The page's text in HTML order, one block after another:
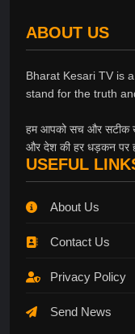
ABOUT US
Bharat Kesari TV is
stand for the truth
हम आपको सच और सटीक
और देश की हर धड़कन पर
USEFUL
About Us
Contact Us
Privacy Policy
Send News